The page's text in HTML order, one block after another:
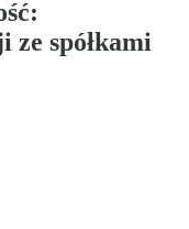
ze spółkami